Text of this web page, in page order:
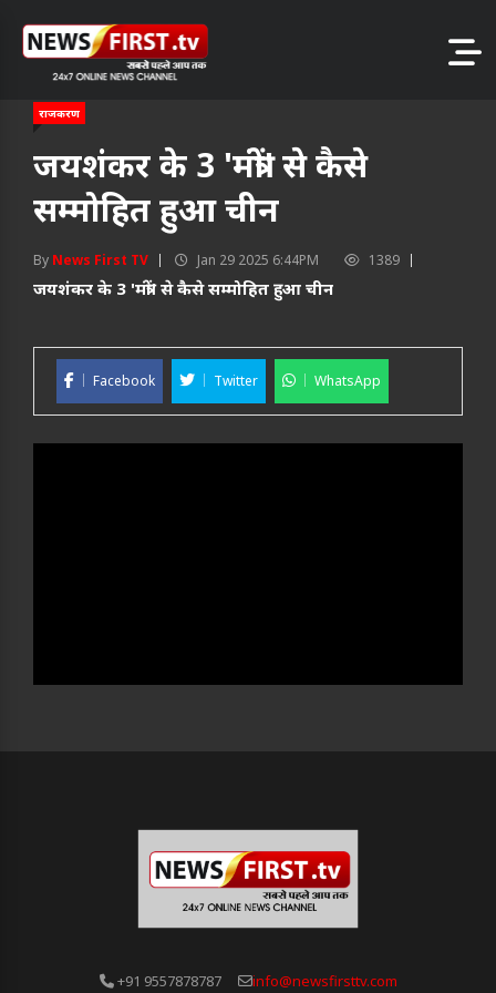
राजकरण
जयशंकर के 3 'मंत्रों' से कैसे
सम्मोहित हुआ चीन
By News First TV Jan 29 2025 6:44PM 1389
जयशंकर के 3 'मंत्रों' से कैसे सम्मोहित हुआ चीन
Facebook Twitter WhatsApp
+91 9557878787 info@newsfirsttv.com